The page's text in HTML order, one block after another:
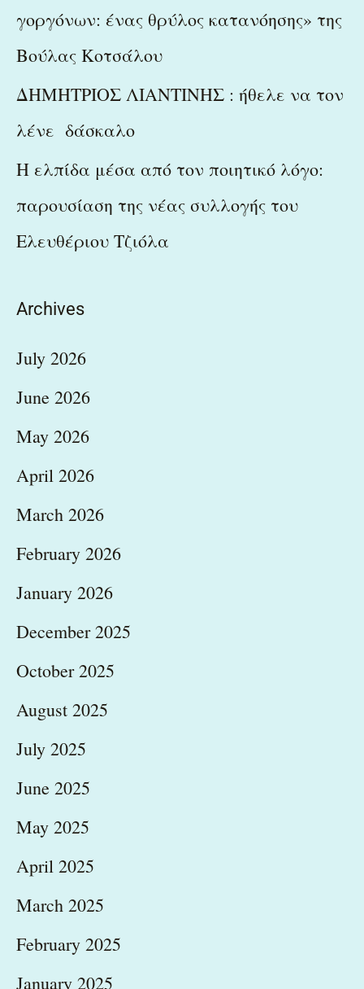
γοργόνων: ένας θρύλος κατανόησης» της
Βούλας Κοτσάλου
ΔΗΜΗΤΡΙΟΣ ΛΙΑΝΤΙΝΗΣ : ήθελε να τον
λένε δάσκαλο
Η ελπίδα μέσα από τον ποιητικό λόγο:
παρουσίαση της νέας συλλογής του
Ελευθέριου Τζιόλα
Archives
July 2026
June 2026
May 2026
April 2026
March 2026
February 2026
January 2026
December 2025
October 2025
August 2025
July 2025
June 2025
May 2025
April 2025
March 2025
February 2025
January 2025